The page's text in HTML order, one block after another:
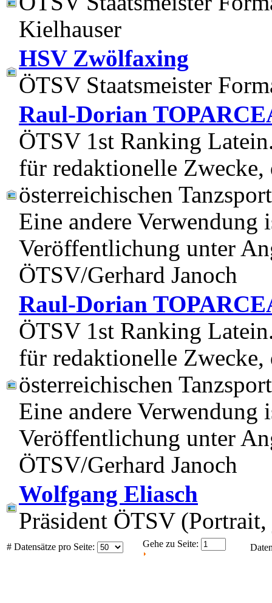
Kielhauser
HSV Zwölfaxing
ÖTSV Staatsmeister
Raul-Dorian
ÖTSV 1st Ranking
für redaktionelle
österreichischen
Eine andere Verwendung
Veröffentlichung unter
ÖTSV/Gerhard Janoch
Raul-Dorian
ÖTSV 1st Ranking
für redaktionelle
österreichischen
Eine andere Verwendung
Veröffentlichung unter
ÖTSV/Gerhard Janoch
Wolfgang Eliasch
Präsident ÖTSV
# Datensätze pro Seite: Gehe zu Seite: